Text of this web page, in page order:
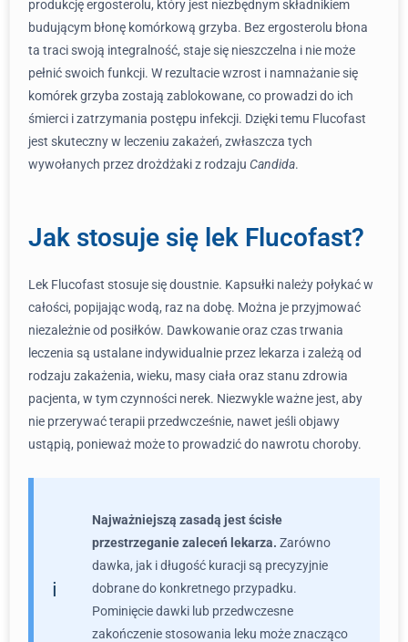
produkcję ergosterolu, który jest niezbędnym składnikiem
budującym błonę komórkową grzyba. Bez ergosterolu błona
ta traci swoją integralność, staje się nieszczelna i nie może
pełnić swoich funkcji. W rezultacie wzrost i namnażanie się
komórek grzyba zostają zablokowane, co prowadzi do ich
śmierci i zatrzymania postępu infekcji. Dzięki temu Flucofast
jest skuteczny w leczeniu zakażeń, zwłaszcza tych
wywołanych przez drożdżaki z rodzaju Candida.
Jak stosuje się lek Flucofast?
Lek Flucofast stosuje się doustnie. Kapsułki należy połykać w
całości, popijając wodą, raz na dobę. Można je przyjmować
niezależnie od posiłków. Dawkowanie oraz czas trwania
leczenia są ustalane indywidualnie przez lekarza i zależą od
rodzaju zakażenia, wieku, masy ciała oraz stanu zdrowia
pacjenta, w tym czynności nerek. Niezwykle ważne jest, aby
nie przerywać terapii przedwcześnie, nawet jeśli objawy
ustąpią, ponieważ może to prowadzić do nawrotu choroby.
Najważniejszą zasadą jest ścisłe
przestrzeganie zaleceń lekarza. Zarówno
dawka, jak i długość kuracji są precyzyjnie
dobrane do konkretnego przypadku.
Pominięcie dawki lub przedwczesne
zakończenie stosowania leku może znacząco